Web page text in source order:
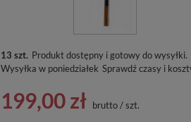
13 szt. Produkt dostępny i gotowy do wysyłki
Wysyłka w poniedziałek Sprawdź czasy i
199,00 zł brutto/szt.